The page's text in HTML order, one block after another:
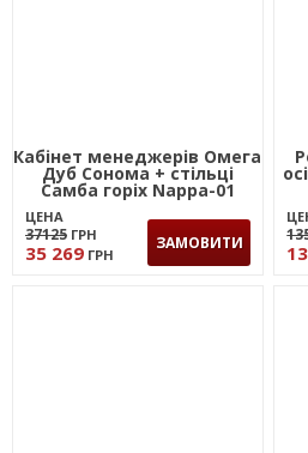
Кабінет менеджерів Омега
Дуб Сонома + стільці
Самба горіх Nappa-01
ЦЕНА
37125 ГРН
35 269 ГРН
ЗАМОВИТИ